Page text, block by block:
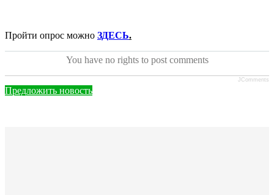
Пройти опрос можно ЗДЕСЬ.
You have no rights to post comments
JComments
Предложить новость